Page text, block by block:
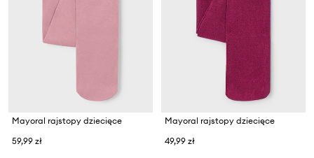
Mayoral rajstopy dziecięce
59,99 zł
Mayoral rajstopy dziecięce
49,99 zł